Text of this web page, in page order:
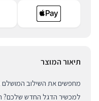
תיאור המוצר
מחפשים את השילוב המושלם
למכשיר הדגל החדש שלכם?